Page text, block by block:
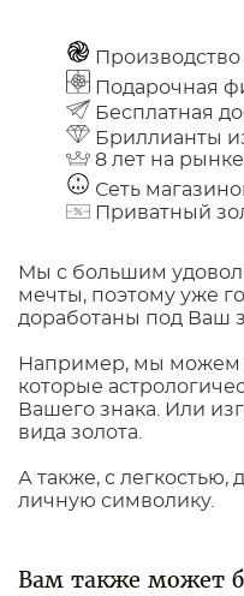
Подарочная
Бесплатная
Бриллианты
8 лет на рынке
Сеть
Приватный
Мы с большим
мечты, поэтому уже
доработаны под Ваш
Например, мы можем
которые
Вашего знака. Или
вида золота.
А также, с легкостью,
личную символику.
Вам также может